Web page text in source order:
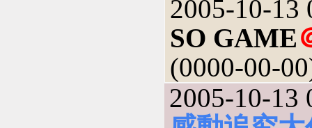
2005-10-13
SO GAME
(0000-00-
2005-10-13